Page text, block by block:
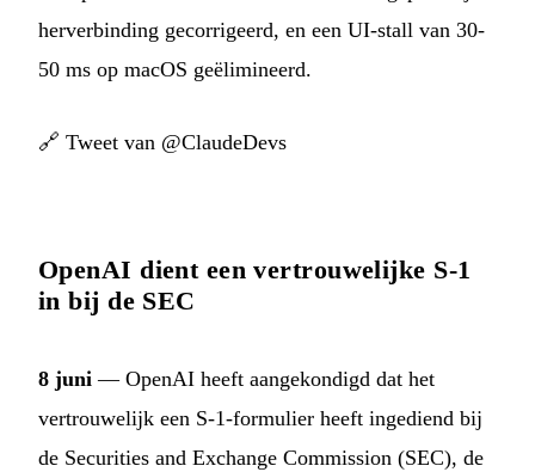
herverbinding gecorrigeerd, en een UI-stall van 30-
50 ms op macOS geëlimineerd.
🔗 Tweet van @ClaudeDevs
OpenAI dient een vertrouwelijke S-1
in bij de SEC
8 juni — OpenAI heeft aangekondigd dat het
vertrouwelijk een S-1-formulier heeft ingediend bij
de Securities and Exchange Commission (SEC), de